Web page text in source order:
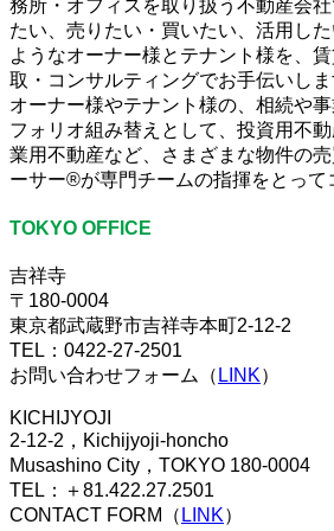
務所・オフィスを取り扱う不動産会
たい、売りたい・買いたい、活用し
ようなオーナー様とテナント様を、
取・コンサルティングでお手伝いしま
オーナー様やテナント様の、相続や
フォリオ組み替えとして、投資用不
業用不動産など、さまざまな物件の
ーサー®が専門チームの指揮をとって
TOKYO OFFICE
吉祥寺
〒180-0004
東京都武蔵野市吉祥寺本町2-12-2
TEL：0422-27-2501
お問い合わせフォーム（ LINK）
KICHIJYOJI
2-12-2，Kichijyoji-honcho
Musashino City，TOKYO 180-0004
TEL：＋81.422.27.2501
CONTACT FORM（ LINK）